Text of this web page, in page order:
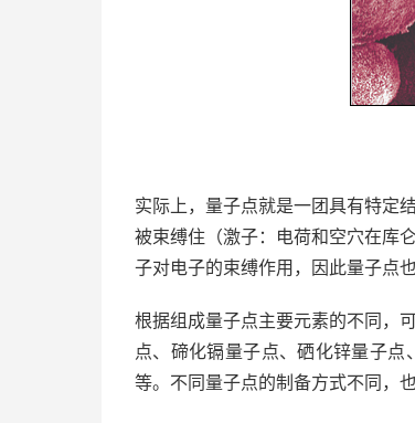
实际上，量子点就是一团具有特定
被束缚住（激子：电荷和空穴在库
子对电子的束缚作用，因此量子点
根据组成量子点主要元素的不同，
点、碲化镉量子点、硒化锌量子
等。不同量子点的制备方式不同，